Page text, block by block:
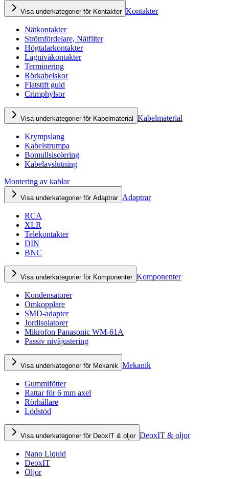
Visa underkategorier för Kontakter Kontakter
Nätkontakter
Strömfördelare, Nätfilter
Högtalarkontakter
Lågnivåkontakter
Terminering
Rörkabelskor
Flatstift guld
Crimphylsor
Visa underkategorier för Kabelmaterial Kabelmaterial
Krympslang
Kabelstrumpa
Bomullsisolering
Kabelavslutning
Montering av kablar
Visa underkategorier för Adaptrar Adaptrar
RCA
XLR
Telekontakter
DIN
BNC
Visa underkategorier för Komponenter Komponenter
Kondensatorer
Omkopplare
SMD-adapter
Jordisolatorer
Mikrofon Panasonic WM-61A
Passiv nivåjustering
Visa underkategorier för Mekanik Mekanik
Gummifötter
Rattar för 6 mm axel
Rörhållare
Lödstöd
Visa underkategorier för DeoxIT & oljor DeoxIT & oljor
Nano Liquid
DeoxIT
Oljor